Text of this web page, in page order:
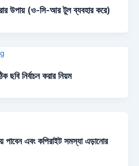
উপায় (ও-সি-আর টুল ব্যবহার করে)
নির্বাচন করার নিয়ম
এবং কপিরাইট সমস্যা এড়ানোর